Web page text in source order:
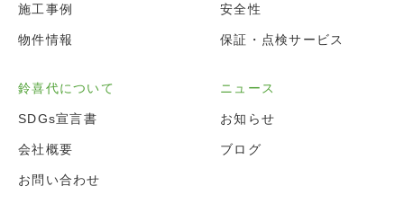
施工事例
物件情報
安全性
保証・点検サービス
鈴喜代について
SDGs宣言書
会社概要
お問い合わせ
ニュース
お知らせ
ブログ